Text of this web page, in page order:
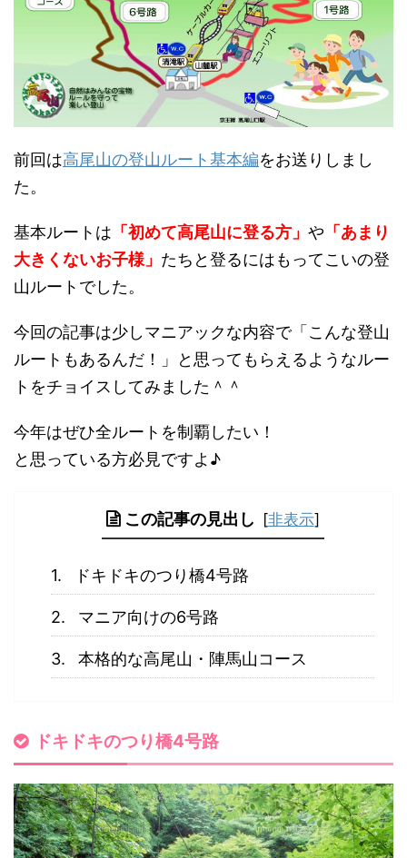
前回は高尾山の登山ルート基本編をお送りしまし
た。
基本ルートは 「初めて高尾山に登る方」 や 「あまり
大きくないお子様」 たちと登るにはもってこいの登
山ルートでした。
今回の記事は少しマニアックな内容で「こんな登山
ルートもあるんだ！」と思ってもらえるようなルー
トをチョイスしてみました＾＾
今年はぜひ全ルートを制覇したい！
と思っている方必見ですよ♪
この記事の見出し [非表示]
ドキドキのつり橋4号路
マニア向けの6号路
本格的な高尾山・陣馬山コース
ドキドキのつり橋4号路